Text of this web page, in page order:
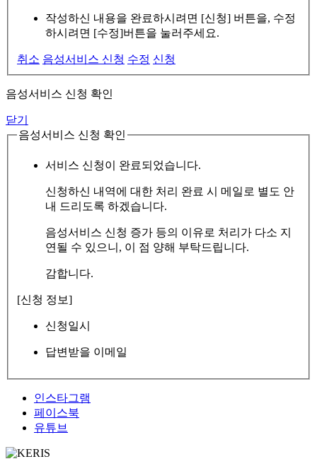
작성하신 내용을 완료하시려면 [신청] 버튼을, 수정
하시려면 [수정]버튼을 눌러주세요.
취소 음성서비스 신청 수정 신청
음성서비스 신청 확인
닫기
음성서비스 신청 확인
서비스 신청이 완료되었습니다.
신청하신 내역에 대한 처리 완료 시 메일로 별도 안
내 드리도록 하겠습니다.
음성서비스 신청 증가 등의 이유로 처리가 다소 지
연될 수 있으니, 이 점 양해 부탁드립니다.
감합니다.
[신청 정보]
신청일시
답변받을 이메일
인스타그램
페이스북
유튜브